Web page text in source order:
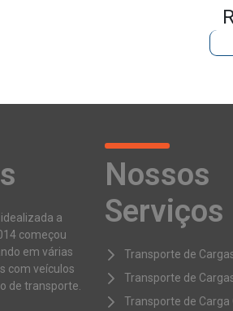
a
começou
em várias
com veículos
de transporte.
Nossos
Serviços
Transporte de
Transporte de
Transporte de